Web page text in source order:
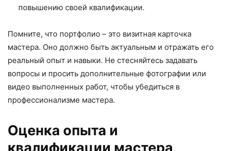
повышению своей квалификации.
Помните, что портфолио – это визитная карточка
мастера. Оно должно быть актуальным и отражать его
реальный опыт и навыки. Не стесняйтесь задавать
вопросы и просить дополнительные фотографии или
видео выполненных работ, чтобы убедиться в
профессионализме мастера.
Оценка опыта и